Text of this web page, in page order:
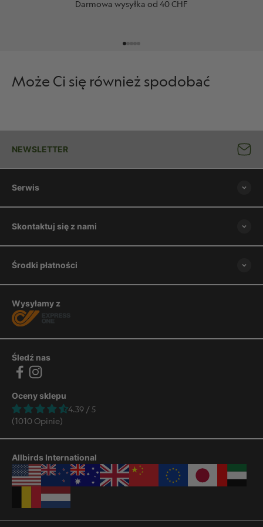
Darmowa wysyłka od 40 CHF
Może Ci się również spodobać
NEWSLETTER
Serwis
Skontaktuj się z nami
Śledź nas
Oceny sklepu
4.39 / 5
(1010 Opinie)
Wysyłamy z
Środki płatności
Allbirds International